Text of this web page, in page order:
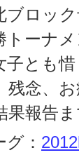
ブロッ
トーナ
子とも
残念、
果報告ま
：